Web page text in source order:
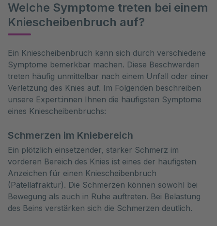
Welche Symptome treten bei einem
Kniescheibenbruch auf?
Ein Kniescheibenbruch kann sich durch verschiedene
Symptome bemerkbar machen. Diese Beschwerden
treten häufig unmittelbar nach einem Unfall oder einer
Verletzung des Knies auf. Im Folgenden beschreiben
unsere Expert:innen Ihnen die häufigsten Symptome
eines Kniescheibenbruchs:
Schmerzen im Kniebereich
Ein plötzlich einsetzender, starker Schmerz im
vorderen Bereich des Knies ist eines der häufigsten
Anzeichen für einen Kniescheibenbruch
(Patellafraktur). Die Schmerzen können sowohl bei
Bewegung als auch in Ruhe auftreten. Bei Belastung
des Beins verstärken sich die Schmerzen deutlich.